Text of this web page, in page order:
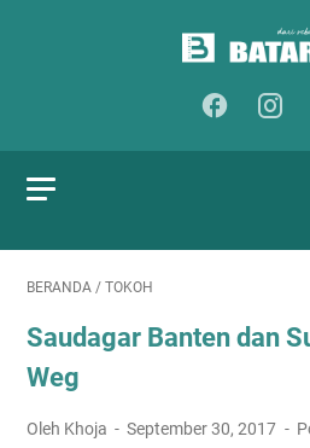
BERANDA / TOKOH
Saudagar Banten dan
Weg
Oleh Khoja September 30, 2017